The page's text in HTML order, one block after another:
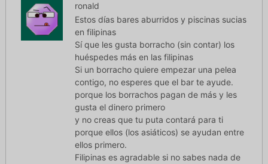
ronald
Estos días bares aburridos y piscinas sucias
en filipinas
Sí que les gusta borracho (sin contar) los
huéspedes más en las filipinas
Si un borracho quiere empezar una pelea
contigo, no esperes que el bar te ayude.
porque los borrachos pagan de más y les
gusta el dinero primero
y no creas que tu puta contará para ti
porque ellos (los asiáticos) se ayudan entre
ellos primero.
Filipinas es agradable si no sabes nada de